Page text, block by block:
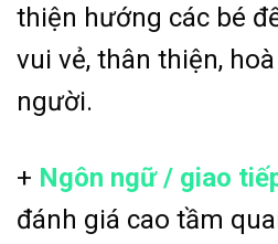
thiện hướng các bé
vui vẻ, thân thiện,
người.
+ Ngôn ngữ / giao
đánh giá cao tầm